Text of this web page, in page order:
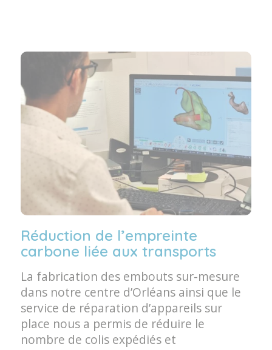
Réduction de l’empreinte
carbone liée aux transports
La fabrication des embouts sur-mesure
dans notre centre d’Orléans ainsi que le
service de réparation d’appareils sur
place nous a permis de réduire le
nombre de colis expédiés et